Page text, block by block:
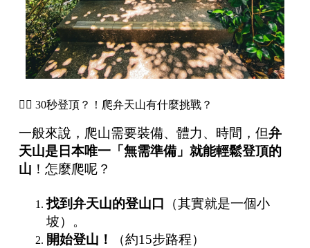
🏃‍♂️ 30秒登頂？！爬弁天山有什麼挑戰？
一般來說，爬山需要裝備、體力、時間，但弁
天山是日本唯一「無需準備」就能輕鬆登頂的
山 ！怎麼爬呢？
找到弁天山的登山口
（其實就是一個小
坡）。
開始登山！
（約15步路程）